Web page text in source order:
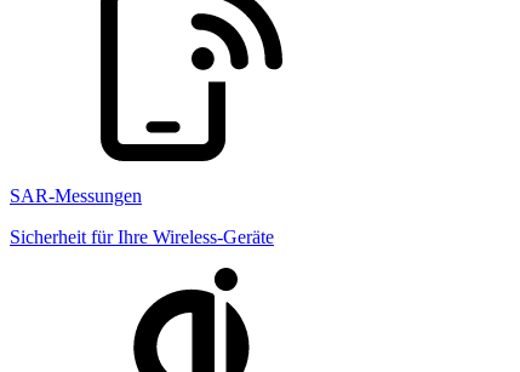
SAR-Messungen
Sicherheit für Ihre Wireless-Geräte